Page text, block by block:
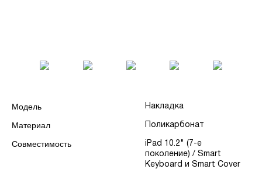
Модель Накладка
Материал Поликарбонат
Совместимость
iPad 10.2" (7-е
поколение) / Smart
Keyboard и Smart Cover